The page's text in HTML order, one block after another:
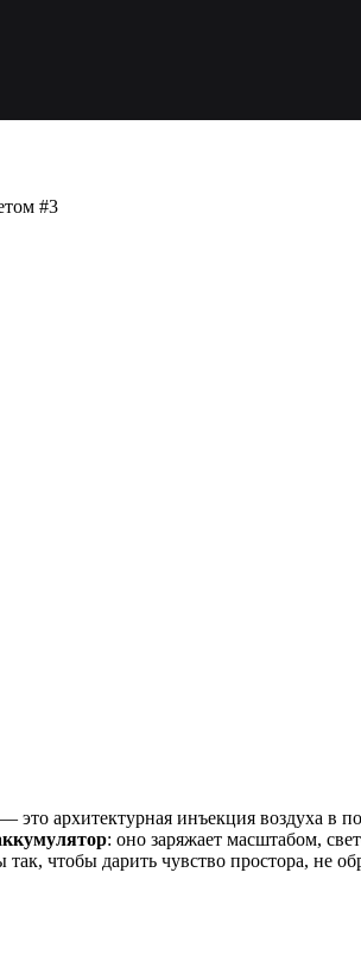
#3
архитектурная инъекция воздуха в
: оно заряжает масштабом,
чтобы дарить чувство простора, не